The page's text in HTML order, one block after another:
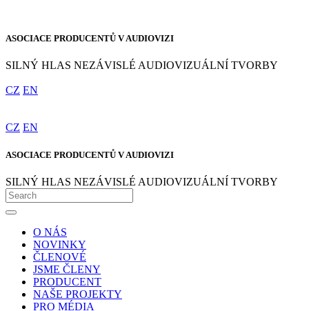
ASOCIACE PRODUCENTŮ V AUDIOVIZI
SILNÝ HLAS NEZÁVISLÉ AUDIOVIZUÁLNÍ TVORBY
CZ EN
CZ EN
ASOCIACE PRODUCENTŮ V AUDIOVIZI
SILNÝ HLAS NEZÁVISLÉ AUDIOVIZUÁLNÍ TVORBY
O NÁS
NOVINKY
ČLENOVÉ
JSME ČLENY
PRODUCENT
NAŠE PROJEKTY
PRO MÉDIA